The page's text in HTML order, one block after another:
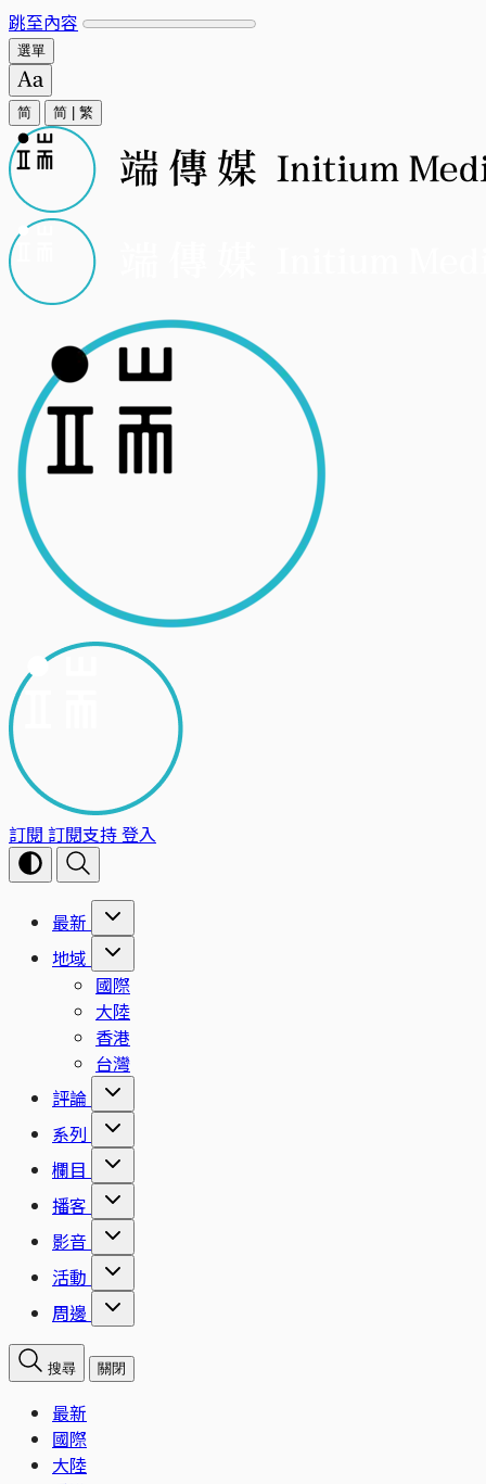
跳至內容
選單
简 简 繁
訂閱 訂閱支持登入
最新
地域
國際
大陸
香港
台灣
評論
系列
欄目
播客
影音
活動
周邊
搜尋 關閉
最新
國際
大陸